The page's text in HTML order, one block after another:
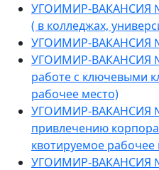
УГОИМИР-ВАКАНСИЯ №
( в колледжах,
УГОИМИР-ВАКАНСИЯ №
УГОИМИР-ВАКАНСИЯ
работе с ключевыми
рабочее место)
УГОИМИР-ВАКАНСИЯ
привлечению
квотируемое рабочее
УГОИМИР-ВАКАНСИЯ